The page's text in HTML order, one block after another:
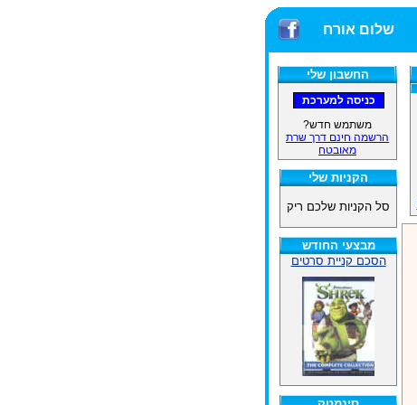
שלום אורח
החשבון שלי
משתמש חדש?
הרשמה חינם דרך שרת
מאובטח
הקניות שלי
סל הקניות שלכם ריק
מבצעי החודש
הסכם קניית סרטים